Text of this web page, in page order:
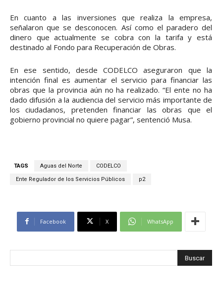
En cuanto a las inversiones que realiza la empresa,
señalaron que se desconocen. Así como el paradero del
dinero que actualmente se cobra con la tarifa y está
destinado al Fondo para Recuperación de Obras.
En ese sentido, desde CODELCO aseguraron que la
intención final es aumentar el servicio para financiar las
obras que la provincia aún no ha realizado. “El ente no ha
dado difusión a la audiencia del servicio más importante de
los ciudadanos, pretenden financiar las obras que el
gobierno provincial no quiere pagar”, sentenció Musa.
TAGS Aguas del Norte CODELCO
Ente Regulador de los Servicios Públicos p2
Facebook X WhatsApp